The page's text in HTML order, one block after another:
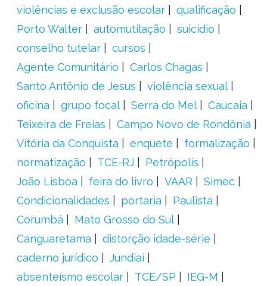
violências e exclusão escolar
qualificação
Porto Walter
automutilação
suicídio
conselho tutelar
cursos
Agente Comunitário
Carlos Chagas
Santo Antônio de Jesus
violência sexual
oficina
grupo focal Serra do Mel
Caucaia
Teixeira de Freias
Campo Novo de Rondônia
Vitória da Conquista
enquete
formalização
normatização
TCE-RJ
Petrópolis
João Lisboa
feira do livro VAAR
Simec
Condicionalidades
portaria
Paulista
Corumbá
Mato Grosso do Sul
Canguaretama
distorção idade-série
caderno jurídico
Jundiaí
absenteísmo escolar
TCE/SP
IEG-M